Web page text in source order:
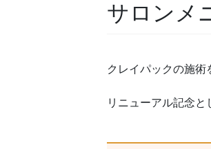
サロンメ
クレイパックの施術
リニューアル記念と